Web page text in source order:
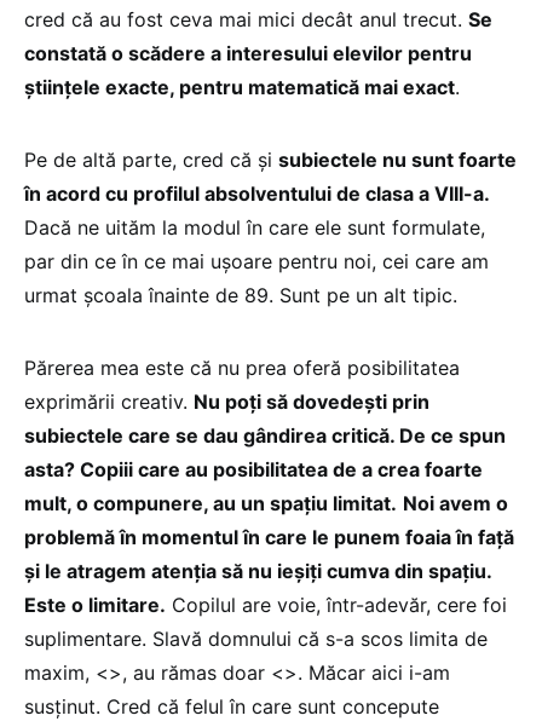
cred că au fost ceva mai mici decât anul trecut. Se
constată o scădere a interesului elevilor pentru
științele exacte, pentru matematică mai exact.
Pe de altă parte, cred că și subiectele nu sunt foarte
în acord cu profilul absolventului de clasa a VIII-a.
Dacă ne uităm la modul în care ele sunt formulate,
par din ce în ce mai ușoare pentru noi, cei care am
urmat școala înainte de 89. Sunt pe un alt tipic.
Părerea mea este că nu prea oferă posibilitatea
exprimării creativ. Nu poți să dovedești prin
subiectele care se dau gândirea critică. De ce spun
asta? Copiii care au posibilitatea de a crea foarte
mult, o compunere, au un spațiu limitat. Noi avem o
problemă în momentul în care le punem foaia în față
și le atragem atenția să nu ieșiți cumva din spațiu.
Este o limitare. Copilul are voie, într-adevăr, cere foi
suplimentare. Slavă domnului că s-a scos limita de
maxim, <>, au rămas doar <>. Măcar aici i-am
susținut. Cred că felul în care sunt concepute